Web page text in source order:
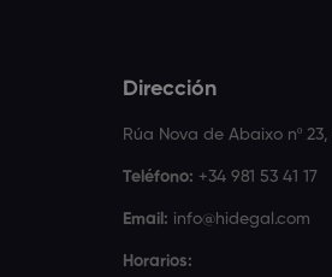
Dirección
Rúa Nova de Abaixo nº
Teléfono: +34 981 53 41 17
Email: info@hidegal.com
Horarios: